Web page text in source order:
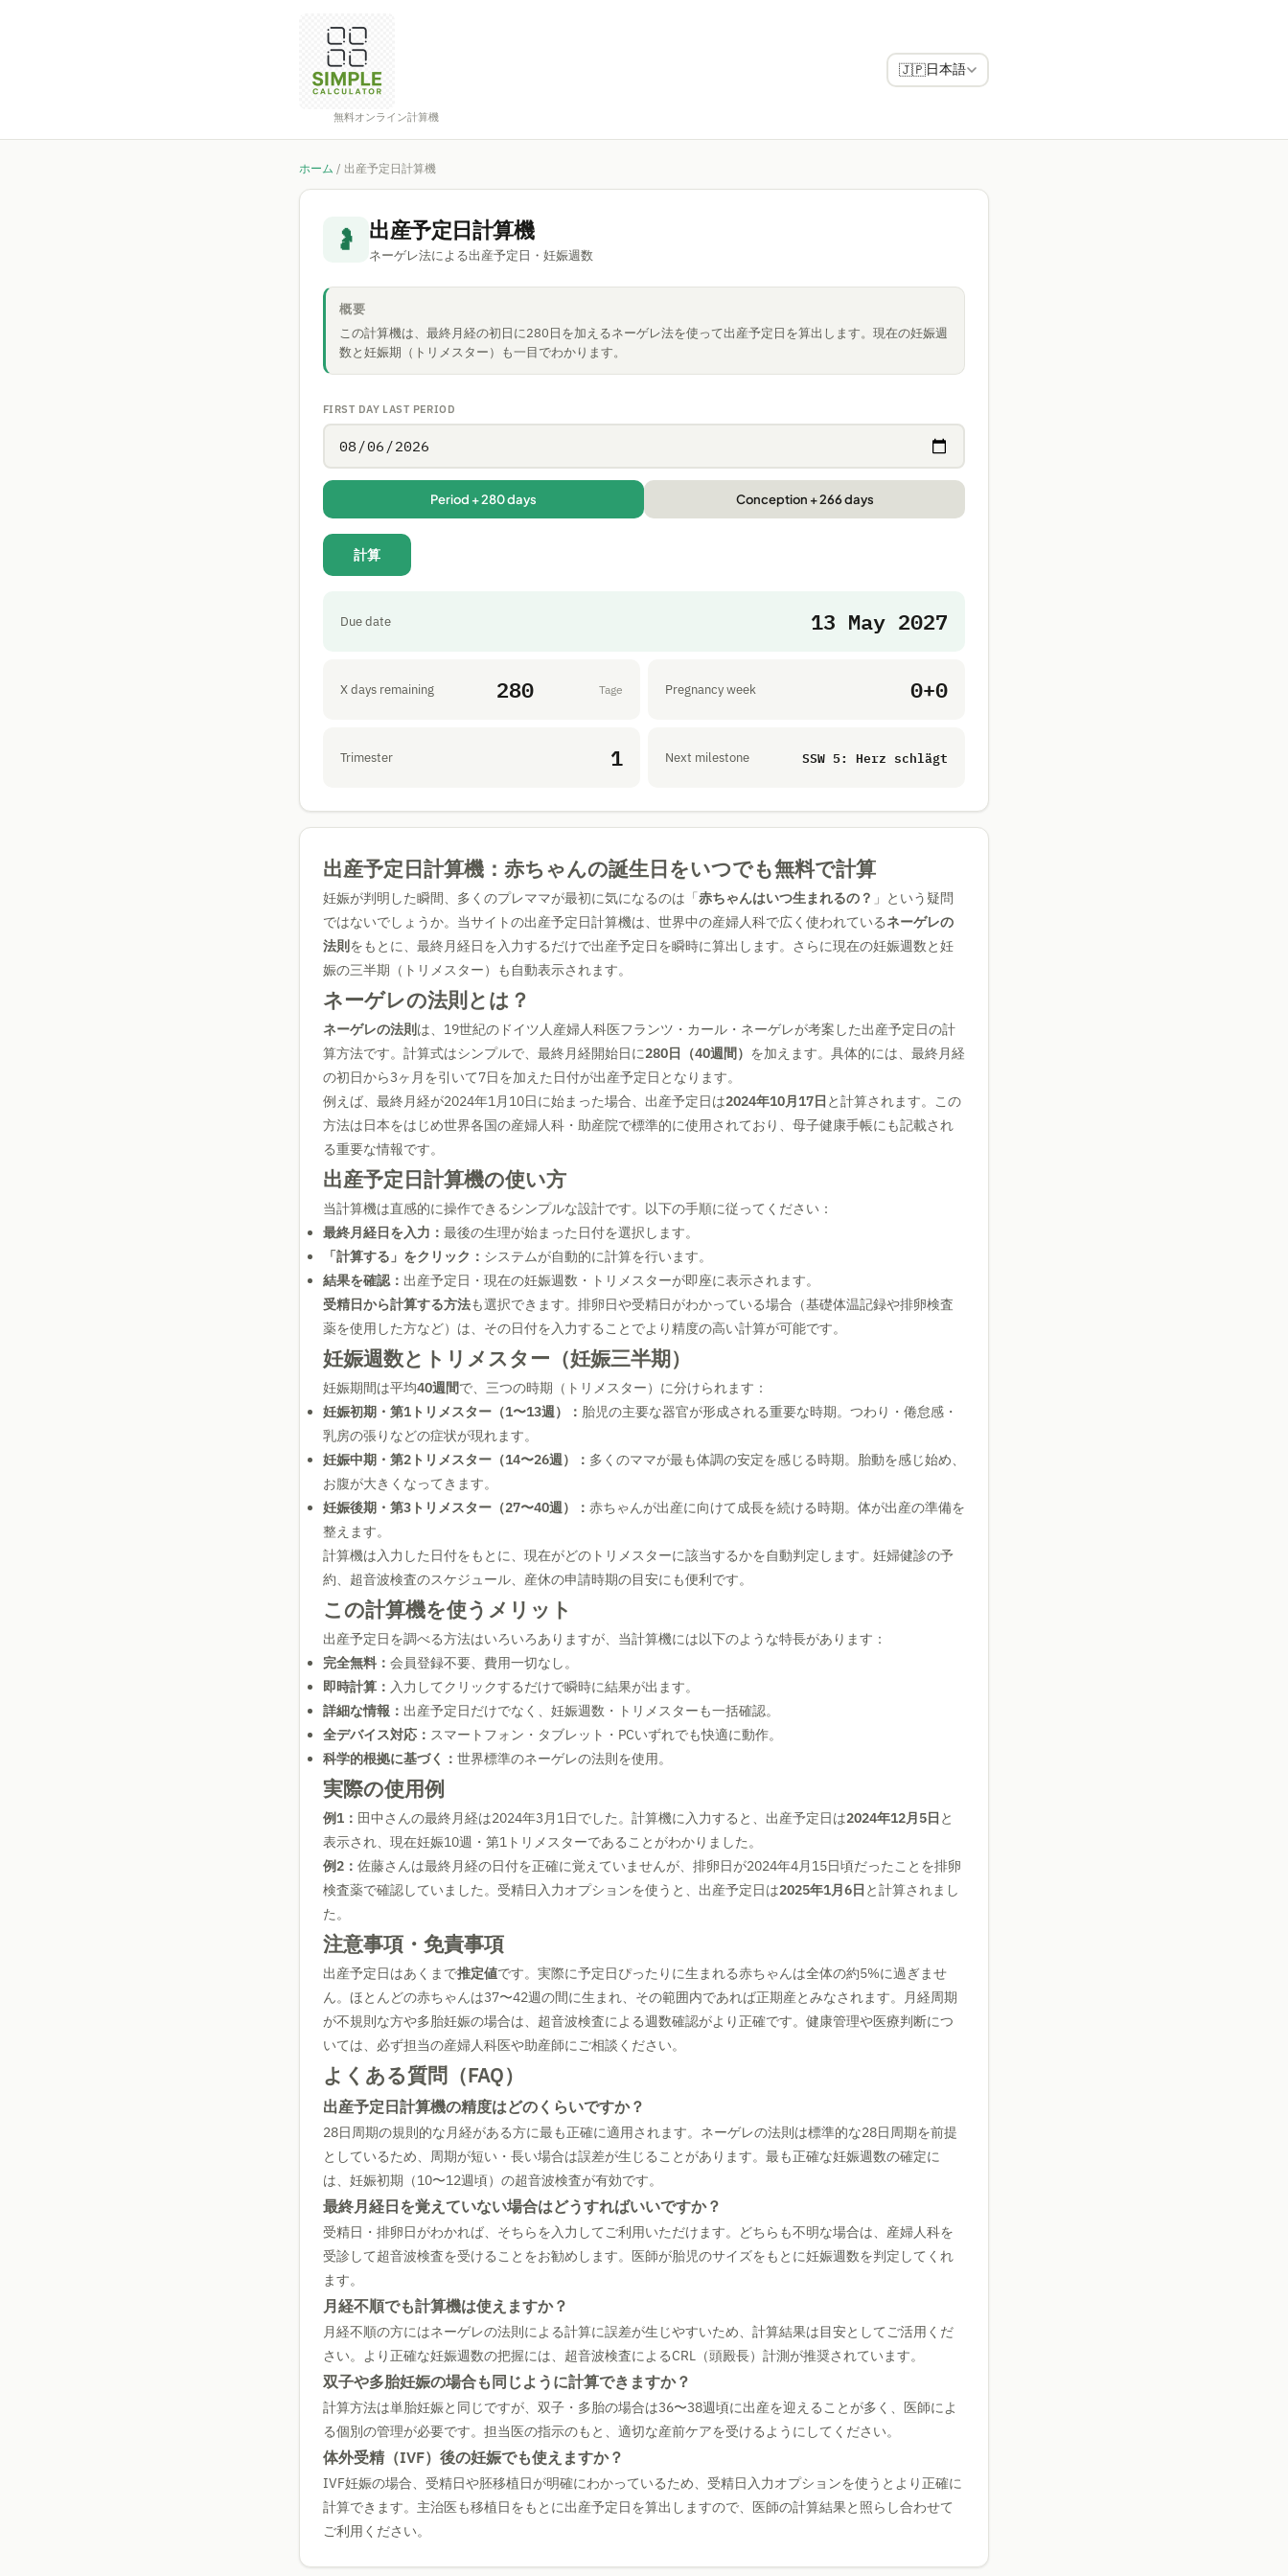
無料オンライン計算機
🇯🇵日本語
ホーム / 出産予定日計算機
🤰 出産予定日計算機
ネーゲレ法による出産予定日・妊娠週数
概要
この計算機は、最終月経の初日に280日を加えるネーゲレ法を使って出産予定日を算出します。現在の妊娠週
数と妊娠期（トリメスター）も一目でわかります。
FIRST DAY LAST PERIOD
Period + 280 days Conception + 266 days
計算
Due date 13 May 2027
X days remaining 280 Tage Pregnancy week 0+0
Trimester 1 Next milestone SSW 5: Herz schlägt
出産予定日計算機：赤ちゃんの誕生日をいつでも無料で計算
妊娠が判明した瞬間、多くのプレママが最初に気になるのは「赤ちゃんはいつ生まれるの？ 」という疑問
ではないでしょうか。当サイトの出産予定日計算機は、世界中の産婦人科で広く使われているネーゲレの
法則をもとに、最終月経日を入力するだけで出産予定日を瞬時に算出します。さらに現在の妊娠週数と妊
娠の三半期（トリメスター）も自動表示されます。
ネーゲレの法則とは？
ネーゲレの法則は、19世紀のドイツ人産婦人科医フランツ・カール・ネーゲレが考案した出産予定日の計
算方法です。計算式はシンプルで、最終月経開始日に280日（40週間） を加えます。具体的には、最終月経
の初日から3ヶ月を引いて7日を加えた日付が出産予定日となります。
例えば、最終月経が2024年1月10日に始まった場合、出産予定日は2024年10月17日 と計算されます。この
方法は日本をはじめ世界各国の産婦人科・助産院で標準的に使用されており、母子健康手帳にも記載され
る重要な情報です。
出産予定日計算機の使い方
当計算機は直感的に操作できるシンプルな設計です。以下の手順に従ってください：
最終月経日を入力： 最後の生理が始まった日付を選択します。
「計算する」をクリック： システムが自動的に計算を行います。
結果を確認： 出産予定日・現在の妊娠週数・トリメスターが即座に表示されます。
受精日から計算する方法も選択できます。排卵日や受精日がわかっている場合（基礎体温記録や排卵検査
薬を使用した方など）は、その日付を入力することでより精度の高い計算が可能です。
妊娠週数とトリメスター（妊娠三半期）
妊娠期間は平均40週間で、三つの時期（トリメスター）に分けられます：
妊娠初期・第1トリメスター（1〜13週）： 胎児の主要な器官が形成される重要な時期。つわり・倦怠感・
乳房の張りなどの症状が現れます。
妊娠中期・第2トリメスター（14〜26週）： 多くのママが最も体調の安定を感じる時期。胎動を感じ始め、
お腹が大きくなってきます。
妊娠後期・第3トリメスター（27〜40週）： 赤ちゃんが出産に向けて成長を続ける時期。体が出産の準備を
整えます。
計算機は入力した日付をもとに、現在がどのトリメスターに該当するかを自動判定します。妊婦健診の予
約、超音波検査のスケジュール、産休の申請時期の目安にも便利です。
この計算機を使うメリット
出産予定日を調べる方法はいろいろありますが、当計算機には以下のような特長があります：
完全無料： 会員登録不要、費用一切なし。
即時計算： 入力してクリックするだけで瞬時に結果が出ます。
詳細な情報： 出産予定日だけでなく、妊娠週数・トリメスターも一括確認。
全デバイス対応： スマートフォン・タブレット・PCいずれでも快適に動作。
科学的根拠に基づく： 世界標準のネーゲレの法則を使用。
実際の使用例
例1： 田中さんの最終月経は2024年3月1日でした。計算機に入力すると、出産予定日は2024年12月5日 と
表示され、現在妊娠10週・第1トリメスターであることがわかりました。
例2： 佐藤さんは最終月経の日付を正確に覚えていませんが、排卵日が2024年4月15日頃だったことを排卵
検査薬で確認していました。受精日入力オプションを使うと、出産予定日は2025年1月6日 と計算されまし
た。
注意事項・免責事項
出産予定日はあくまで推定値です。実際に予定日ぴったりに生まれる赤ちゃんは全体の約5%に過ぎませ
ん。ほとんどの赤ちゃんは37〜42週の間に生まれ、その範囲内であれば正期産とみなされます。月経周期
が不規則な方や多胎妊娠の場合は、超音波検査による週数確認がより正確です。健康管理や医療判断につ
いては、必ず担当の産婦人科医や助産師にご相談ください。
よくある質問（FAQ）
出産予定日計算機の精度はどのくらいですか？
28日周期の規則的な月経がある方に最も正確に適用されます。ネーゲレの法則は標準的な28日周期を前提
としているため、周期が短い・長い場合は誤差が生じることがあります。最も正確な妊娠週数の確定に
は、妊娠初期（10〜12週頃）の超音波検査が有効です。
最終月経日を覚えていない場合はどうすればいいですか？
受精日・排卵日がわかれば、そちらを入力してご利用いただけます。どちらも不明な場合は、産婦人科を
受診して超音波検査を受けることをお勧めします。医師が胎児のサイズをもとに妊娠週数を判定してくれ
ます。
月経不順でも計算機は使えますか？
月経不順の方にはネーゲレの法則による計算に誤差が生じやすいため、計算結果は目安としてご活用くだ
さい。より正確な妊娠週数の把握には、超音波検査によるCRL（頭殿長）計測が推奨されています。
双子や多胎妊娠の場合も同じように計算できますか？
計算方法は単胎妊娠と同じですが、双子・多胎の場合は36〜38週頃に出産を迎えることが多く、医師によ
る個別の管理が必要です。担当医の指示のもと、適切な産前ケアを受けるようにしてください。
体外受精（IVF）後の妊娠でも使えますか？
IVF妊娠の場合、受精日や胚移植日が明確にわかっているため、受精日入力オプションを使うとより正確に
計算できます。主治医も移植日をもとに出産予定日を算出しますので、医師の計算結果と照らし合わせて
ご利用ください。